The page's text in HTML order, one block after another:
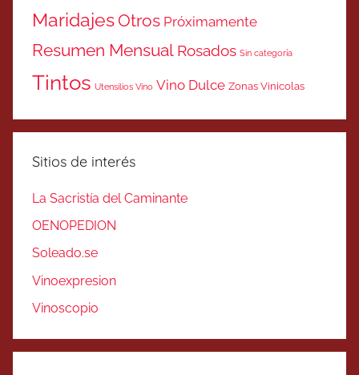
MaridajesOtros Próximamente
Resumen Mensual Rosados Sin categoría
Tintos Utensilios Vino Vino Dulce Zonas Vinicolas
Sitios de interés
La Sacristía del Caminante
OENOPEDION
Soleado.se
Vinoexpresion
Vinoscopio